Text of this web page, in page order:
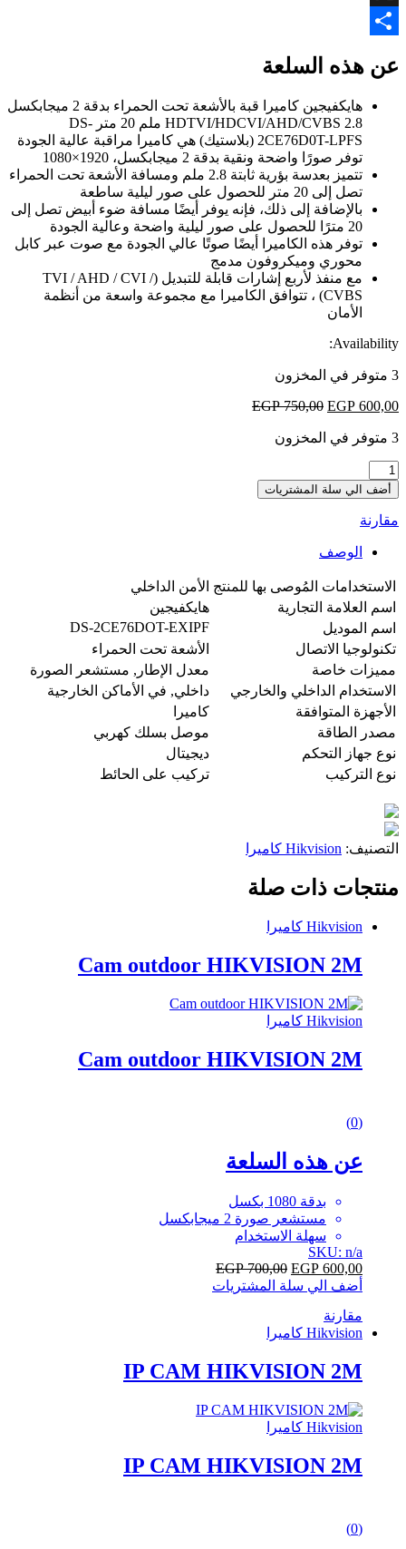
X
عن هذه السلعة
هايكفيجين كاميرا قبة بالأشعة تحت الحمراء بدقة 2 ميجابكسل
HDTVI/HDCVI/AHD/CVBS 2.8 ملم 20 متر DS-
2CE76D0T-LPFS (بلاستيك) هي كاميرا مراقبة عالية الجودة
توفر صورًا واضحة ونقية بدقة 2 ميجابكسل، 1920×1080
تتميز بعدسة بؤرية ثابتة 2.8 ملم ومسافة الأشعة تحت الحمراء
تصل إلى 20 متر للحصول على صور ليلية ساطعة
بالإضافة إلى ذلك، فإنه يوفر أيضًا مسافة ضوء أبيض تصل إلى
20 مترًا للحصول على صور ليلية واضحة وعالية الجودة
توفر هذه الكاميرا أيضًا صوتًا عالي الجودة مع صوت عبر كابل
محوري وميكروفون مدمج
مع منفذ لأربع إشارات قابلة للتبديل (TVI / AHD / CVI /
CVBS) ، تتوافق الكاميرا مع مجموعة واسعة من أنظمة
الأمان
Availability:
3 متوفر في المخزون
EGP 600,00
EGP750,00
3 متوفر في المخزون
Cam
indoor
HIKVISION
2M
quantity
أضف الي سلة المشتريات
مقارنة
الوصف
الاستخدامات المُوصى بها للمنتج الأمن الداخلي
اسم العلامة التجارية
هايكفيجين
اسم الموديل
DS-2CE76DOT-EXIPF
تكنولوجيا الاتصال
الأشعة تحت الحمراء
مميزات خاصة
معدل الإطار, مستشعر الصورة
الاستخدام الداخلي والخارجي
داخلي, في الأماكن الخارجية
الأجهزة المتوافقة
كاميرا
مصدر الطاقة
موصل بسلك كهربي
نوع جهاز التحكم
ديجيتال
نوع التركيب
تركيب على الحائط
التصنيف: Hikvision كاميرا
منتجات ذات صلة
Hikvision كاميرا
Cam outdoor HIKVISION 2M
Hikvision كاميرا
Cam outdoor HIKVISION 2M
of
5
(0)
عن هذه السلعة
بدقة 1080 بكسل
مستشعر صورة 2 ميجابكسل
سهلة الاستخدام
SKU: n/a
EGP 600,00
EGP700,00
أضف الي سلة المشتريات
مقارنة
Hikvision كاميرا
IP CAM HIKVISION 2M
Hikvision كاميرا
IP CAM HIKVISION 2M
(0)